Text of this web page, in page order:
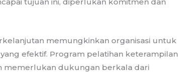
memungkinkan organisasi untuk
efektif. Program pelatihan keterampilan
memerlukan dukungan berkala dari